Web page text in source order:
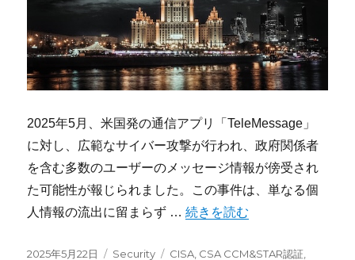
2025年5月、米国発の通信アプリ「TeleMessage」
に対し、広範なサイバー攻撃が行われ、政府関係者
を含む多数のユーザーのメッセージ情報が傍受され
た可能性が報じられました。この事件は、単なる個
人情報の流出に留まらず …“ハッカーによる「
続きを読む
投
2025年5月22日
カ
Security
タ
CISA CSA CCM&STAR認証